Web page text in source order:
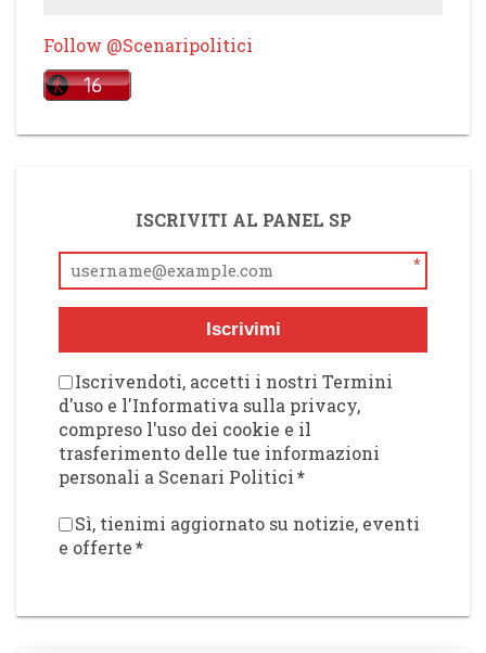
Follow @Scenaripolitici
ISCRIVITI AL PANEL SP
*
Iscrivimi
Iscrivendoti, accetti i nostri Termini
d'uso e l'Informativa sulla privacy,
compreso l'uso dei cookie e il
trasferimento delle tue informazioni
personali a Scenari Politici*
Sì, tienimi aggiornato su notizie, eventi
e offerte*